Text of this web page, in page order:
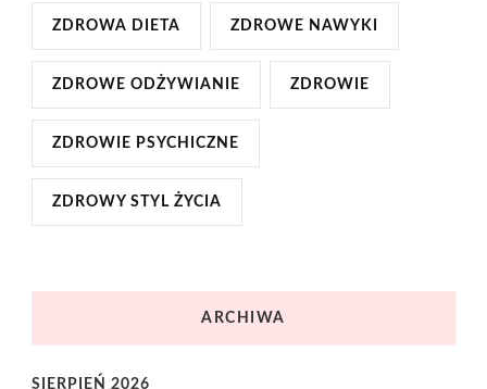
ZDROWA DIETA ZDROWE NAWYKI
ZDROWE ODŻYWIANIE ZDROWIE
ZDROWIE PSYCHICZNE
ZDROWY STYL ŻYCIA
ARCHIWA
SIERPIEŃ 2026